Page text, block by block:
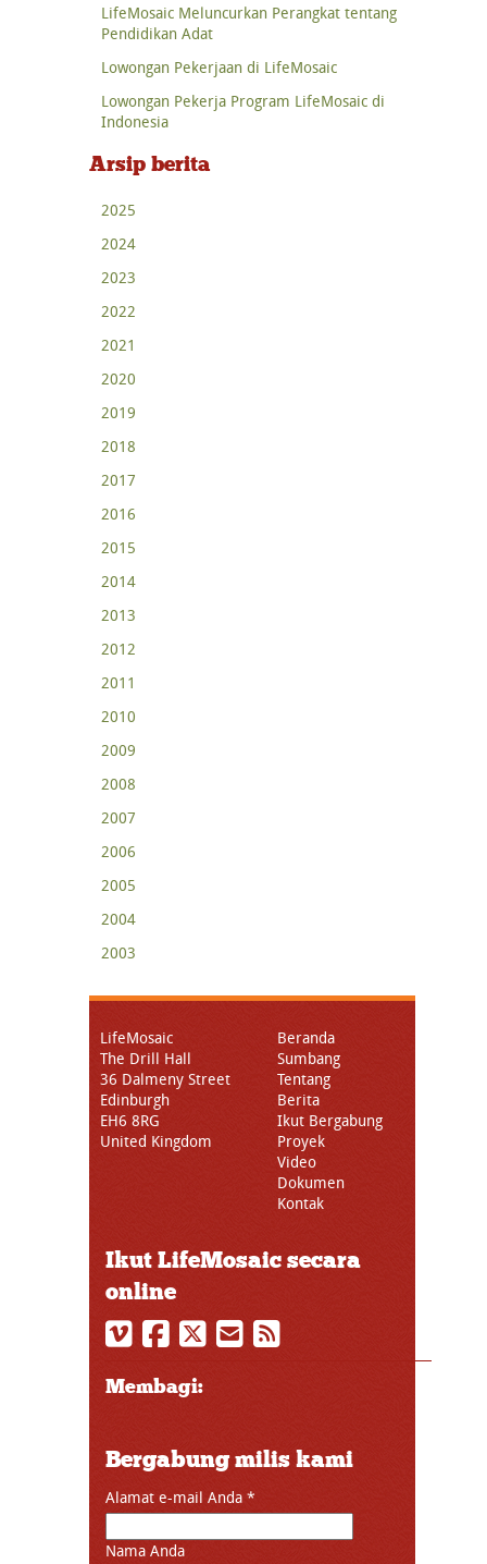
LifeMosaic Meluncurkan Perangkat tentang
Pendidikan Adat
Lowongan Pekerjaan di LifeMosaic
Lowongan Pekerja Program LifeMosaic di
Indonesia
Arsip berita
2025
2024
2023
2022
2021
2020
2019
2018
2017
2016
2015
2014
2013
2012
2011
2010
2009
2008
2007
2006
2005
2004
2003
LifeMosaic
The Drill Hall
36 Dalmeny Street
Edinburgh
EH6 8RG
United Kingdom
Beranda
Sumbang
Tentang
Berita
Ikut Bergabung
Proyek
Video
Dokumen
Kontak
Ikut LifeMosaic secara
online
Membagi:
Bergabung milis kami
Alamat e-mail Anda *
Nama Anda